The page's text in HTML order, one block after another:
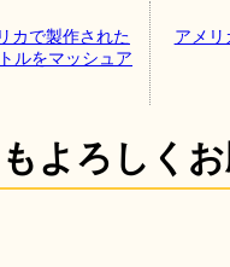
カで製作された
ルをマッシュア
アメ
よろしく